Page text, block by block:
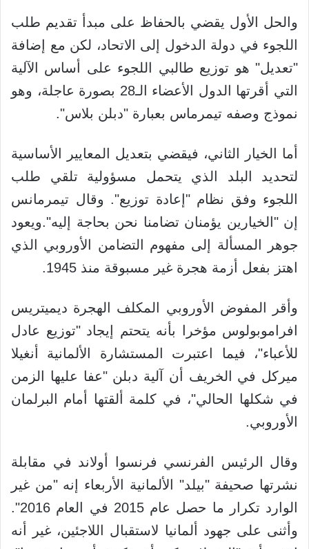
والحل الأول يقضي بالحفاظ على مبدأ تقديم طلب
اللجوء في دولة الدخول إلى الاتحاد، لكن مع إضافة
"تعديل" هو توزيع طالبي اللجوء على أساس الآلية
التي أقرتها الدول الأعضاء الـ28 بصورة عاجلة، وهو
نموذج وصفه تيمرماس بعبارة "دبلن بلاس".
أما الخيار الثاني، فيقضي بتعديل المعايير الأساسية
لتحديد البلد الذي يتحمل مسؤولية تلقي طلب
اللجوء وفق نظام "إعادة توزيع". وقال تيمرمانس
إن "الخيارين يؤمنان تضامنا نحن بحاجة إليه".ويعود
جوهر المسألة إلى مفهوم التضامن الأوروبي الذي
اهتز بفعل أزمة هجرة غير مسبوقة منذ 1945.
وأقر المفوض الأوروبي المكلف الهجرة ديميتريس
افراموبولوس مؤخرا بأنه يتحتم إيجاد "توزيع عادل
للأعباء"، فيما اعتبرت المستشارة الألمانية أنغيلا
ميركل في الخريف أن آلية دبلن "عفا عليها الزمن
في شكلها الحالي"، في كلمة ألقتها أمام البرلمان
الأوروبي.
وقال الرئيس الفرنسي فرنسوا أولاند في مقابلة
نشرتها صحيفة "بيلد" الألمانية الأربعاء إنه "من غير
الوارد تكرار ما حصل عام 2015 في العام 2016".
وأثنى على جهود ألمانيا لاستقبال اللاجئين، غير أنه